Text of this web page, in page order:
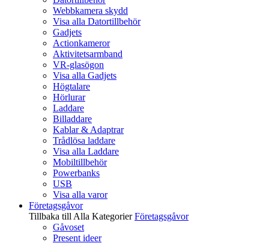
Webbkamera skydd
Visa alla Datortillbehör
Gadjets
Actionkameror
Aktivitetsarmband
VR-glasögon
Visa alla Gadjets
Högtalare
Hörlurar
Laddare
Billaddare
Kablar & Adaptrar
Trådlösa laddare
Visa alla Laddare
Mobiltillbehör
Powerbanks
USB
Visa alla varor
Företagsgåvor
Tillbaka till Alla Kategorier Företagsgåvor
Gåvoset
Present ideer